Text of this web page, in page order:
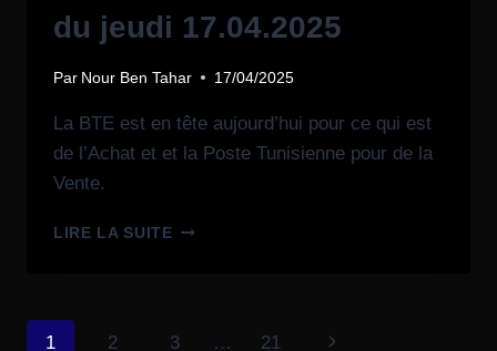
du jeudi 17.04.2025
Par Nour Ben Tahar 17/04/2025
La BTE est en tête aujourd’hui pour ce qui est
de l’Achat et et la Poste Tunisienne pour de la
Vente.
LIRE LA SUITE
1 2 3 … 21